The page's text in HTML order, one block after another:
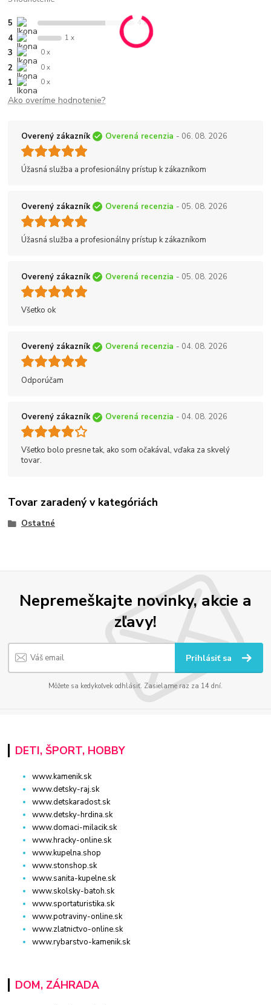
5 4 x
4 1 x
3 0 x
2 0 x
1 0 x
Ako overíme hodnotenie?
Overený zákazník Overená recenzia - 06. 08. 2026
Úžasná služba a profesionálny prístup k zákazníkom
Overený zákazník Overená recenzia - 05. 08. 2026
Úžasná služba a profesionálny prístup k zákazníkom
Overený zákazník Overená recenzia - 05. 08. 2026
Všetko ok
Overený zákazník Overená recenzia - 04. 08. 2026
Odporúčam
Overený zákazník Overená recenzia - 04. 08. 2026
Všetko bolo presne tak, ako som očakával, vďaka za skvelý
tovar.
Tovar zaradený v kategóriách
Ostatné
Nepremeškajte novinky, akcie a
zľavy!
Prihlásiť sa
Môžete sa kedykoľvek odhlásiť. Zasielame raz za 14 dní.
DETI, ŠPORT, HOBBY
www.kamenik.sk
www.detsky-raj.sk
www.detskaradost.sk
www.detsky-hrdina.sk
www.domaci-milacik.sk
www.hracky-online.sk
www.kupelna.shop
www.stonshop.sk
www.sanita-kupelne.sk
www.skolsky-batoh.sk
www.sportaturistika.sk
www.potraviny-online.sk
www.zlatnictvo-online.sk
www.rybarstvo-kamenik.sk
DOM, ZÁHRADA